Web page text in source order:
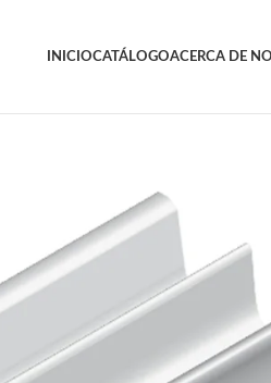
INICIOCATÁLOGOACERCA DE